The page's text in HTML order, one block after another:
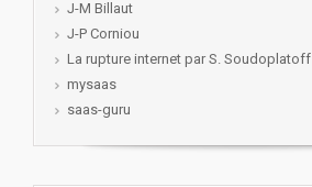
J-M Billaut
J-P Corniou
La rupture internet par S. Soudoplatoff
mysaas
saas-guru